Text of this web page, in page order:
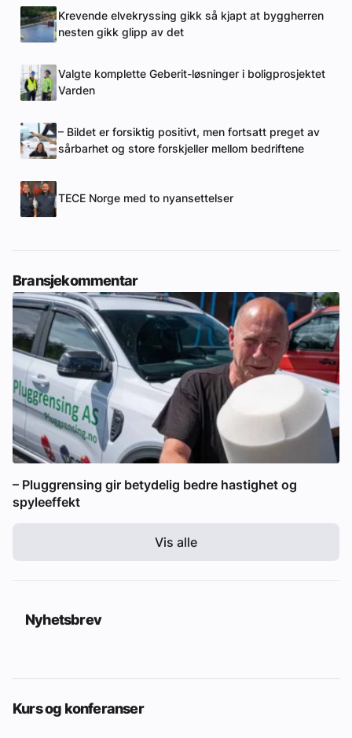
Krevende elvekryssing gikk så kjapt at byggherren
nesten gikk glipp av det
Valgte komplette Geberit-løsninger i boligprosjektet
Varden
– Bildet er forsiktig positivt, men fortsatt preget av
sårbarhet og store forskjeller mellom bedriftene
TECE Norge med to nyansettelser
Bransjekommentar
– Pluggrensing gir betydelig bedre hastighet og
spyleeffekt
Vis alle
Nyhetsbrev
Kurs og konferanser